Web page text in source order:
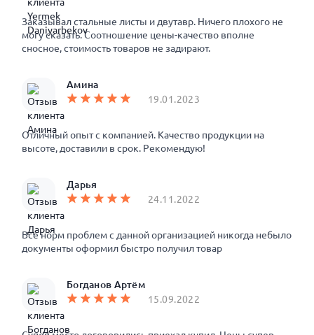
Заказывал стальные листы и двутавр. Ничего плохого не
могу сказать. Соотношение цены-качество вполне
сносное, стоимость товаров не задирают.
Амина
19.01.2023
Отличный опыт с компанией. Качество продукции на
высоте, доставили в срок. Рекомендую!
Дарья
24.11.2022
Все норм проблем с данной организацией никогда небыло
документы оформил быстро получил товар
Богданов Артём
15.09.2022